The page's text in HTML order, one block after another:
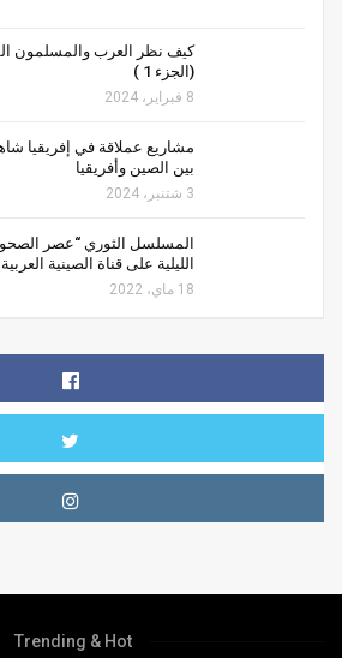
كيف نظر العرب والمسلمون
(الجزء 1 )
8 فبراير، 2024
مشاريع عملاقة في إفريقيا
بين الصين وأفريقيا
3 شتنبر، 2024
المسلسل الثوري “عصر
الليلية على قناة الصينية العربية
18 ماي، 2022
Trending & Hot